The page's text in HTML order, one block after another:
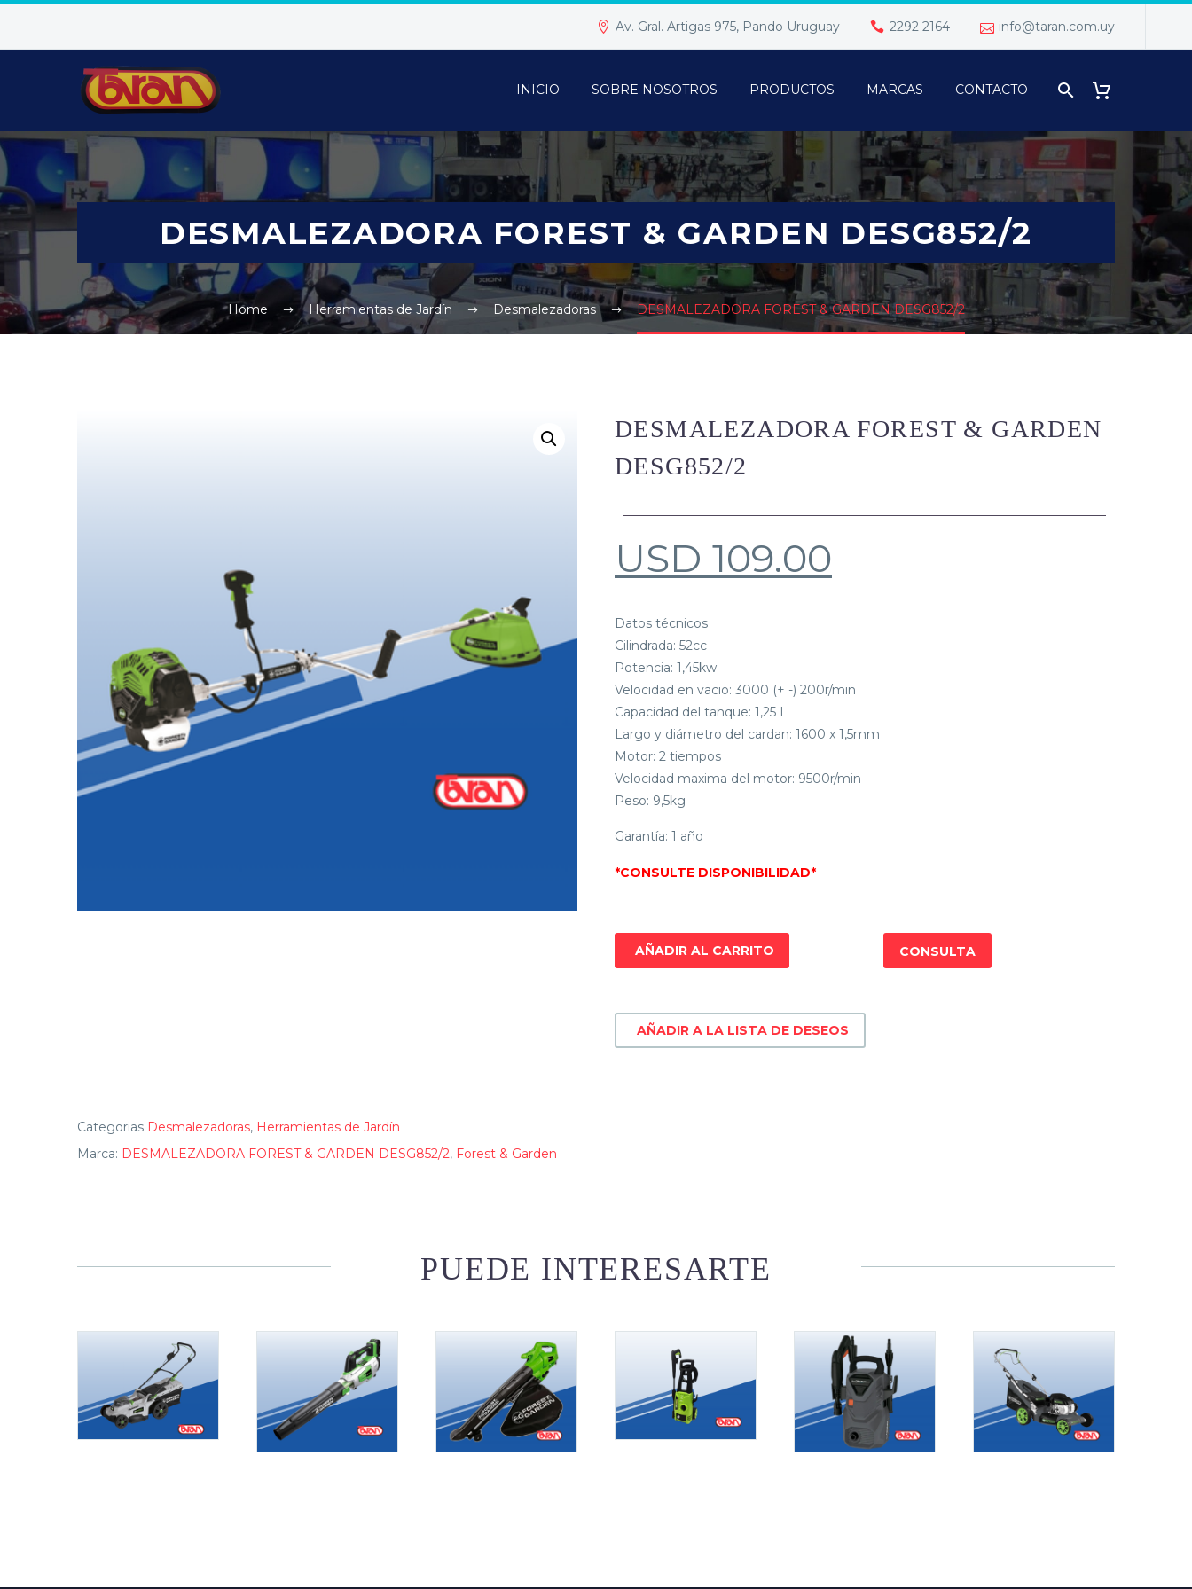
Av. Gral. Artigas 975, Pando Uruguay 2292 2164 info@taran.com.uy
INICIO SOBRE NOSOTROS PRODUCTOS MARCAS CONTACTO
DESMALEZADORA FOREST & GARDEN DESG852/2
Home Herramientas de Jardín Desmalezadoras DESMALEZADORA FOREST & GARDEN DESG852/2
DESMALEZADORA FOREST & GARDEN
DESG852/2
USD 109.00
Datos técnicos
Cilindrada: 52cc
Potencia: 1,45kw
Velocidad en vacio: 3000 (+ -) 200r/min
Capacidad del tanque: 1,25 L
Largo y diámetro del cardan: 1600 x 1,5mm
Motor: 2 tiempos
Velocidad maxima del motor: 9500r/min
Peso: 9,5kg
Garantía: 1 año
*CONSULTE DISPONIBILIDAD*
AÑADIR AL CARRITO
AÑADIR A LA LISTA DE DESEOS
CONSULTA
Categorias Desmalezadoras, Herramientas de Jardín
Marca: DESMALEZADORA FOREST & GARDEN DESG852/2, Forest & Garden
PUEDE INTERESARTE